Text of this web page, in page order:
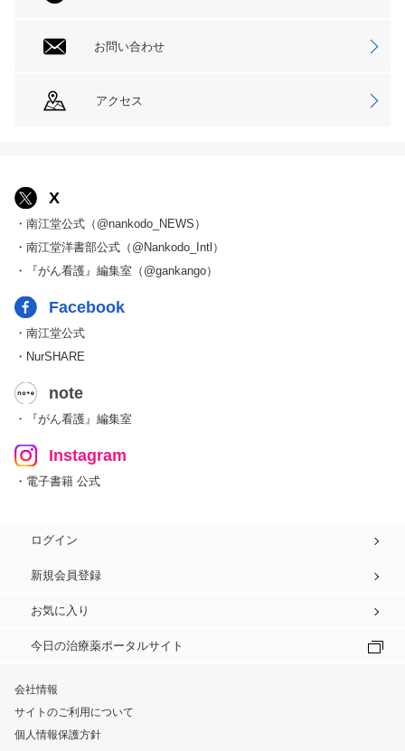
お問い合わせ
アクセス
X
・南江堂公式（@nankodo_NEWS）
・南江堂洋書部公式（@Nankodo_Intl）
・『がん看護』編集室（@gankango）
Facebook
・南江堂公式
・NurSHARE
note
・『がん看護』編集室
Instagram
・電子書籍 公式
ログイン
新規会員登録
お気に入り
今日の治療薬ポータルサイト
会社情報
サイトのご利用について
個人情報保護方針